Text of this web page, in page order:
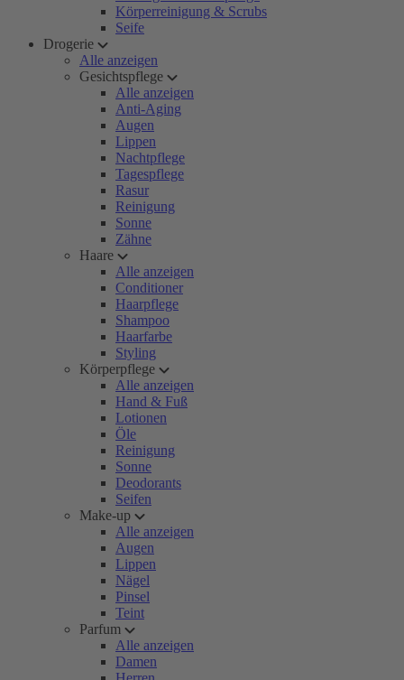
Körperreinigung & Scrubs
Seife
Drogerie
Alle anzeigen
Gesichtspflege
Alle anzeigen
Anti-Aging
Augen
Lippen
Nachtpflege
Tagespflege
Rasur
Reinigung
Sonne
Zähne
Haare
Alle anzeigen
Conditioner
Haarpflege
Shampoo
Haarfarbe
Styling
Körperpflege
Alle anzeigen
Hand & Fuß
Lotionen
Öle
Reinigung
Sonne
Deodorants
Seifen
Make-up
Alle anzeigen
Augen
Lippen
Nägel
Pinsel
Teint
Parfum
Alle anzeigen
Damen